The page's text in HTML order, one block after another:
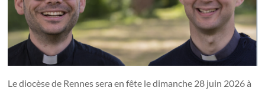
Le diocèse de Rennes sera en fête le dimanche 28 juin 2026 à